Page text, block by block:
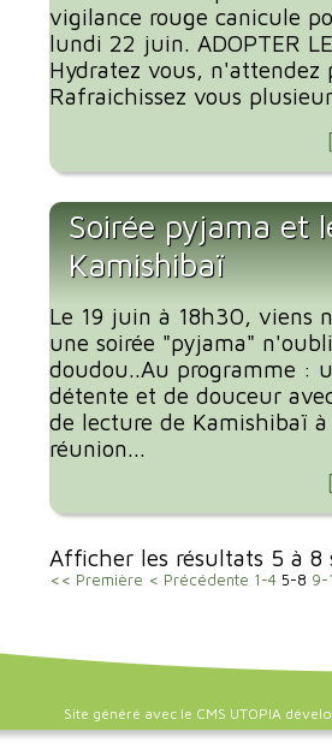
vigilance rouge canicule
lundi 22 juin. ADOPTER
Hydratez vous,
Rafraichissez vous
Soirée pyjama et
Kamishibaï
Le 19 juin à 18h30, viens
une soirée "pyjama"
doudou..Au programme :
détente et de douceur
de lecture de Kamishibaï
réunion...
Afficher les résultats 5 à
<< Première < Précédente 1-4 5-8 9-
Site généré avec le CMS UTOPIA